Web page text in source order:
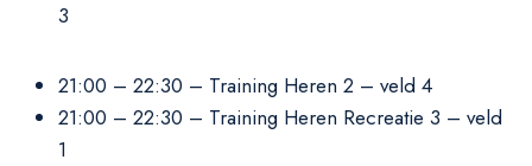
3
21:00 – 22:30 – Training Heren 2 – veld 4
21:00 – 22:30 – Training Heren Recreatie 3 – veld
1